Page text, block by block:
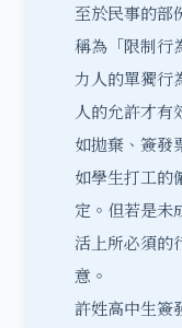
至於民事的部
稱為「限制行
力人的單獨行
人的允許才有
如拋棄、簽發
如學生打工的
定。但若是未
活上所必須的
意。
許姓高中生簽